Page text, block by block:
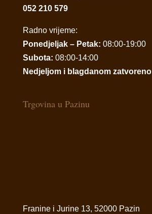
052 210 579
Radno vrijeme:
Ponedjeljak – Petak: 08:00-19:00
Subota: 08:00-14:00
Nedjeljom i blagdanom zatvoreno
Trgovina u Pazinu
Franine i Jurine 13, 52000 Pazin